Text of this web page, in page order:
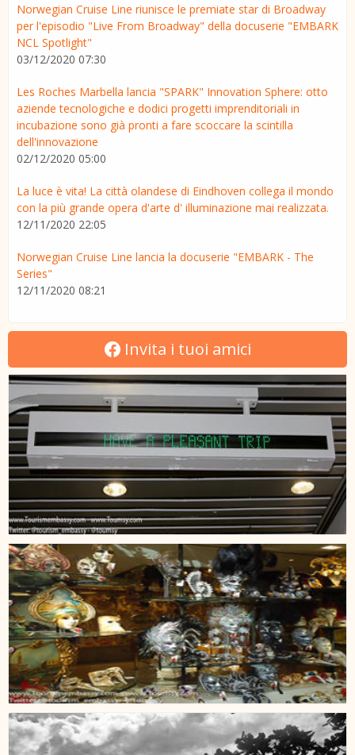
Norwegian Cruise Line riunisce le premiate star di Broadway
per l'episodio "Live From Broadway" della docuserie "EMBARK
NCL Spotlight"
03/12/2020 07:30
Les Roches Marbella lancia "SPARK" Innovation Sphere: otto
aziende tecnologiche e dodici progetti imprenditoriali in
incubazione sono già pronti a fare scoccare la scintilla
dell'innovazione
02/12/2020 05:00
La luce è vita! La città olandese di Eindhoven collega il mondo
con la più grande opera d'arte d' illuminazione mai realizzata.
12/11/2020 22:05
Norwegian Cruise Line lancia la docuserie "EMBARK - The
Series"
12/11/2020 08:21
Invita i tuoi amici